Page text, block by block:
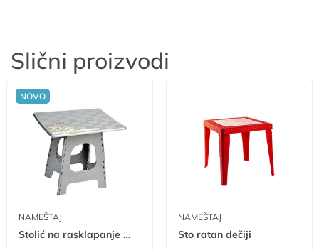
Slični proizvodi
NOVO
NAMEŠTAJ
Stolić na rasklapanje Chess mn
NAMEŠTAJ
Sto ratan dečiji